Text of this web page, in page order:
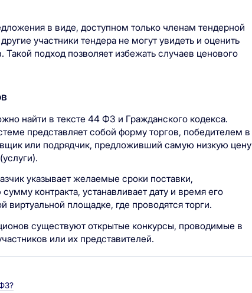
в виде, доступном только членам тендерной
участники тендера не могут увидеть и оценить
Такой подход позволяет избежать случаев ценового
найти в тексте 44 ФЗ и Гражданского кодекса.
представляет собой форму торгов, победителем в
или подрядчик, предложивший самую низкую цену
указывает желаемые сроки поставки,
контракта, устанавливает дату и время его
площадке, где проводятся торги.
существуют открытые конкурсы, проводимые в
или их представителей.